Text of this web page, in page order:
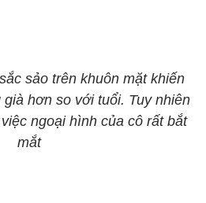
sảo trên khuôn mặt khiến
hơn so với tuổi. Tuy nhiên
ngoại hình của cô rất bắt
mắt